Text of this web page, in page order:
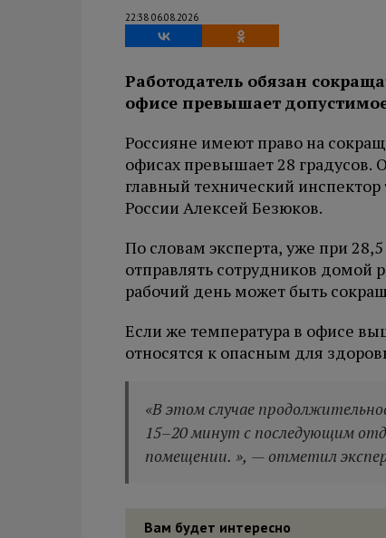
22:38 06.08.2026
Работодатель обязан
офисе превышает допустимое
Россияне имеют право на
офисах превышает 28 градусов.
главный технический
России Алексей Безюков.
По словам эксперта, уже при
отправлять сотрудников домой
рабочий день может быть
Если же температура в офисе
относятся к опасным для
«В этом случае
15–20 минут с последующим
помещении. », — отметил
Вам будет интересно